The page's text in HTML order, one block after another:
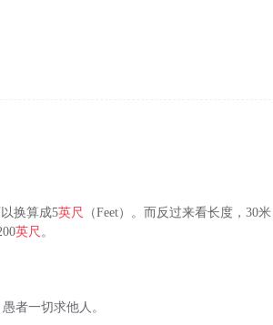
换算成5英尺
（Feet）。而反过来看长度，30米
英尺 。
者一切求他人。